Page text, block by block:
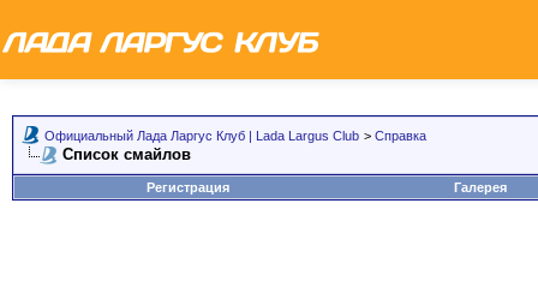
Официальный Лада Ларгус Клуб | Lada Largus Club > Справка
Список смайлов
Регистрация Галерея